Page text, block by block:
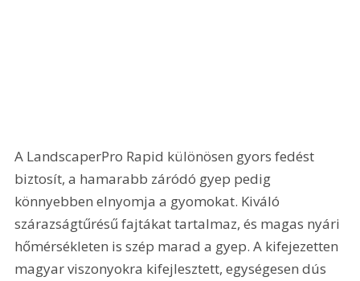
A LandscaperPro Rapid különösen gyors fedést
biztosít, a hamarabb záródó gyep pedig
könnyebben elnyomja a gyomokat. Kiváló
szárazságtűrésű fajtákat tartalmaz, és magas nyári
hőmérsékleten is szép marad a gyep. A kifejezetten
magyar viszonyokra kifejlesztett, egységesen dús